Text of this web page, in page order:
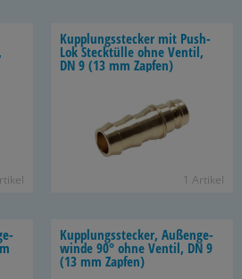
Kupp­lungs­ste­cker mit Push-​
Lok Steck­tül­le ohne Ven­til,
DN 9 (13 mm Zap­fen)
1 Ar­ti­kel
Kupp­lungs­ste­cker, Au­ßen­ge­
win­de 90° ohne Ven­til, DN 9
(13 mm Zap­fen)